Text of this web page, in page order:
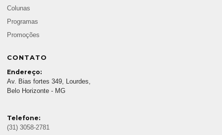
Colunas
Programas
Promoções
CONTATO
Endereço:
Av. Bias fortes 349, Lourdes,
Belo Horizonte - MG
Telefone:
(31) 3058-2781